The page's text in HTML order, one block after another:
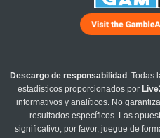
Descargo de responsabilidad : Todas
estadísticos proporcionados por
informativos y analíticos. No
resultados específicos. Las
significativo; por favor, juegue de